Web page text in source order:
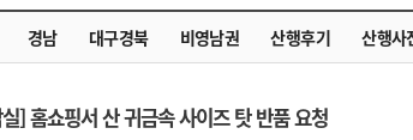
경남 대구경북 비영남권 산행후기 산행사
] 홈쇼핑서 산 귀금속 사이즈 탓 반품 요청